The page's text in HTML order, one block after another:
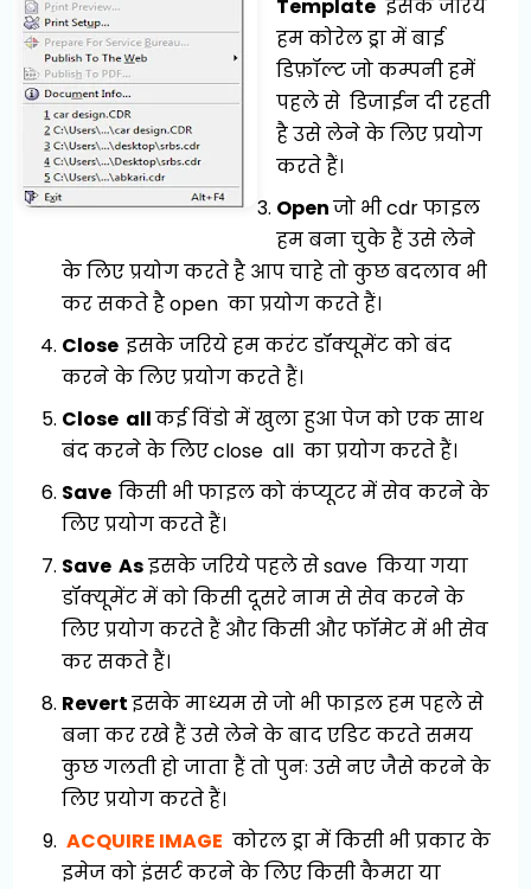
Template इसके जरिये
हम कोरेल ड्रा में बाई
डिफ़ॉल्ट जो कम्पनी हमें
पहले से डिजाईन दी रहती
है उसे लेने के लिए प्रयोग
करते हैं।
Openजो भी cdr फाइल
हम बना चुके हैं उसे लेने
के लिए प्रयोग करते है आप चाहे तो कुछ बदलाव भी
कर सकते है open का प्रयोग करते हैं।
Closeइसके जरिये हम करंट डॉक्यूमेंट को बंद
करने के लिए प्रयोग करते हैं।
Close allकई विंडो में खुला हुआ पेज को एक साथ
बंद करने के लिए close all का प्रयोग करते हैं।
Saveकिसी भी फाइल को कंप्यूटर में सेव करने के
लिए प्रयोग करते हैं।
Save Asइसके जरिये पहले से save किया गया
डॉक्यूमेंट में को किसी दूसरे नाम से सेव करने के
लिए प्रयोग करते हैं और किसी और फॉमेट में भी सेव
कर सकते हैं।
Revertइसके माध्यम से जो भी फाइल हम पहले से
बना कर रखे हैं उसे लेने के बाद एडिट करते समय
कुछ गलती हो जाता हैं तो पुनः उसे नए जैसे करने के
लिए प्रयोग करते हैं।
ACQUIRE IMAGE कोरल ड्रा में किसी भी प्रकार के
इमेज को इंसर्ट करने के लिए किसी कैमरा या